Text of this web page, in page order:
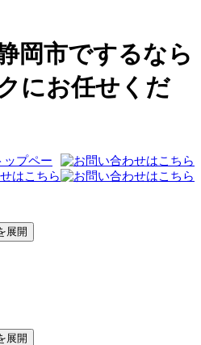
岡市でするなら
にお任せくだ
ップペー
展開
展開